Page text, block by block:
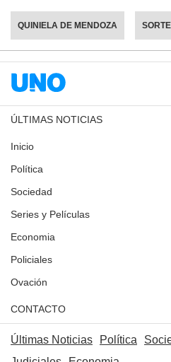
QUINIELA DE MENDOZA
ÚLTIMAS NOTICIAS
Inicio
Política
Sociedad
Series y Películas
Economia
Policiales
Ovación
CONTACTO
Últimas Noticias Política